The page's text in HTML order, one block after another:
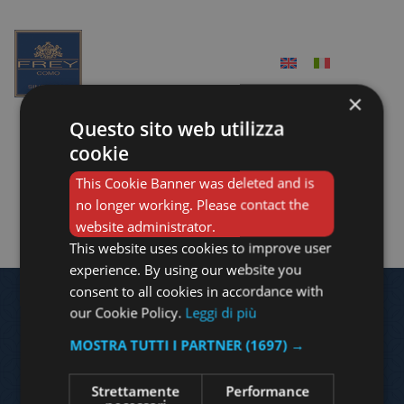
cravatta
Non è stato trovato nessun prodotto che corrisponde
alla tua selezione.
piazza garibaldi 5 – 22060 cantù – tel: 031927538
×
Questo sito web utilizza
cookie
This Cookie Banner was deleted and is
no longer working. Please contact the
website administrator.
This website uses cookies to improve user
experience. By using our website you
consent to all cookies in accordance with
our Cookie Policy. Leggi di più
MOSTRA TUTTI I PARTNER (1697) →
Strettamente
Performance